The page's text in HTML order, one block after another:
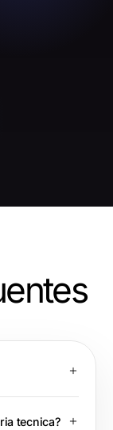
tecnica?